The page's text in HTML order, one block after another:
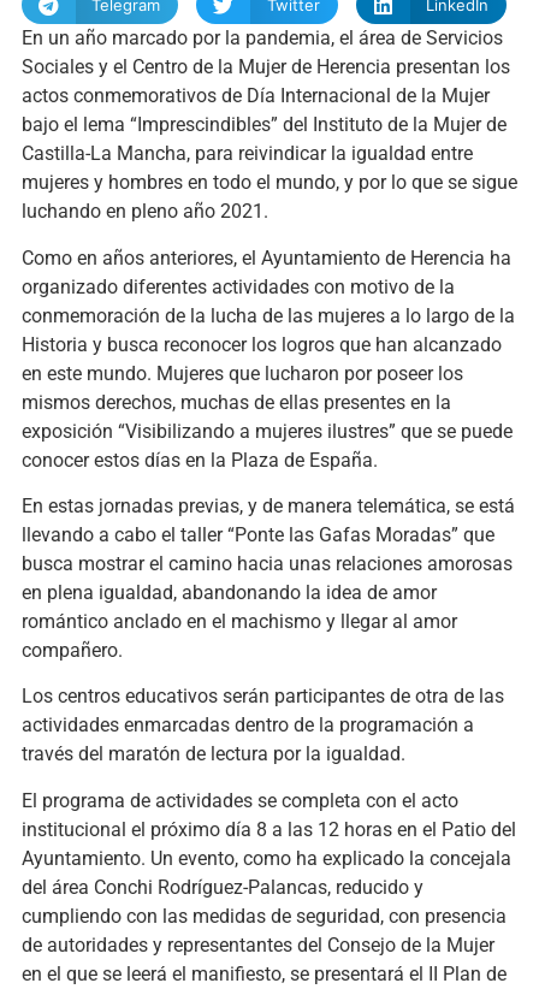
Telegram Twitter LinkedIn
En un año marcado por la pandemia, el área de Servicios
Sociales y el Centro de la Mujer de Herencia presentan los
actos conmemorativos de Día Internacional de la Mujer
bajo el lema “Imprescindibles” del Instituto de la Mujer de
Castilla-La Mancha, para reivindicar la igualdad entre
mujeres y hombres en todo el mundo, y por lo que se sigue
luchando en pleno año 2021.
Como en años anteriores, el Ayuntamiento de Herencia ha
organizado diferentes actividades con motivo de la
conmemoración de la lucha de las mujeres a lo largo de la
Historia y busca reconocer los logros que han alcanzado
en este mundo. Mujeres que lucharon por poseer los
mismos derechos, muchas de ellas presentes en la
exposición “Visibilizando a mujeres ilustres” que se puede
conocer estos días en la Plaza de España.
En estas jornadas previas, y de manera telemática, se está
llevando a cabo el taller “Ponte las Gafas Moradas” que
busca mostrar el camino hacia unas relaciones amorosas
en plena igualdad, abandonando la idea de amor
romántico anclado en el machismo y llegar al amor
compañero.
Los centros educativos serán participantes de otra de las
actividades enmarcadas dentro de la programación a
través del maratón de lectura por la igualdad.
El programa de actividades se completa con el acto
institucional el próximo día 8 a las 12 horas en el Patio del
Ayuntamiento. Un evento, como ha explicado la concejala
del área Conchi Rodríguez-Palancas, reducido y
cumpliendo con las medidas de seguridad, con presencia
de autoridades y representantes del Consejo de la Mujer
en el que se leerá el manifiesto, se presentará el II Plan de